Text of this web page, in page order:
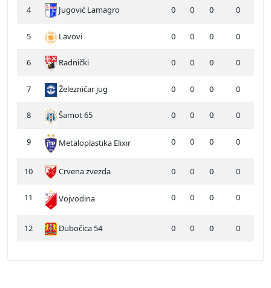
4 Jugović Lamagro 0 0 0 0
5 Lavovi 0 0 0 0
6 Radnički 0 0 0 0
7 Železničar jug 0 0 0 0
8 Šamot 65 0 0 0 0
9 Metaloplastika Elixir 0 0 0 0
10 Crvena zvezda 0 0 0 0
11 Vojvodina 0 0 0 0
12 Dubočica 54 0 0 0 0